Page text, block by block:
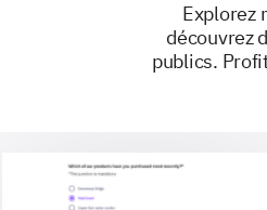
Explorez
découvrez
publics.